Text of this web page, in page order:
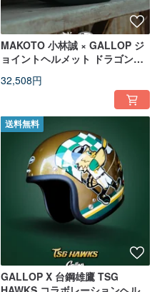
MAKOTO 小林誠 × GALLOP ジ
ョイントヘルメット ドラゴンブ
32,508円
送料無料
GALLOP X 台鋼雄鷹 TSG